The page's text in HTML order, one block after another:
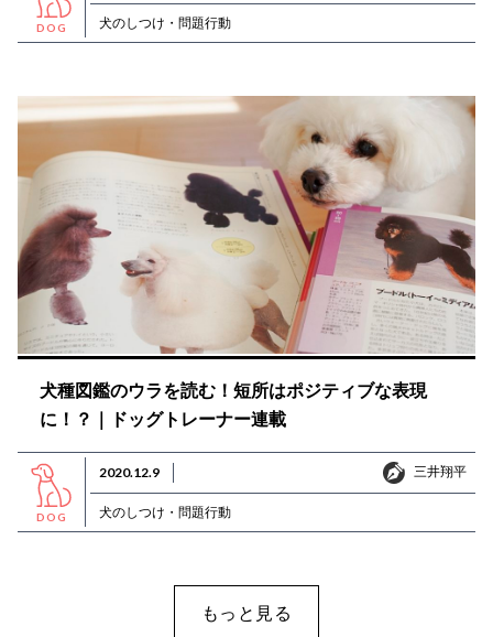
DOG 犬のしつけ・問題行動
犬種図鑑のウラを読む！短所はポジティブな表現
に！？｜ドッグトレーナー連載
DOG
2020.12.9 三井翔平
三井翔平
犬のしつけ・問題行動
もっと見る